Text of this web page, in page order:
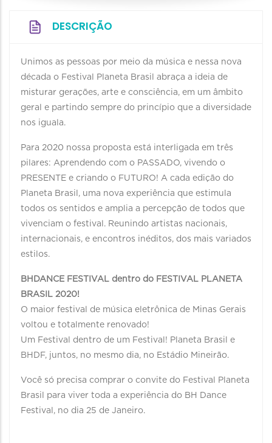
DESCRIÇÃO
Unimos as pessoas por meio da música e nessa nova
década o Festival Planeta Brasil abraça a ideia de
misturar gerações, arte e consciência, em um âmbito
geral e partindo sempre do princípio que a diversidade
nos iguala.
Para 2020 nossa proposta está interligada em três
pilares: Aprendendo com o PASSADO, vivendo o
PRESENTE e criando o FUTURO! A cada edição do
Planeta Brasil, uma nova experiência que estimula
todos os sentidos e amplia a percepção de todos que
vivenciam o festival. Reunindo artistas nacionais,
internacionais, e encontros inéditos, dos mais variados
estilos.
BHDANCE FESTIVAL dentro do FESTIVAL PLANETA
BRASIL 2020!
O maior festival de música eletrônica de Minas Gerais
voltou e totalmente renovado!
Um Festival dentro de um Festival! Planeta Brasil e
BHDF, juntos, no mesmo dia, no Estádio Mineirão.
Você só precisa comprar o convite do Festival Planeta
Brasil para viver toda a experiência do BH Dance
Festival, no dia 25 de Janeiro.